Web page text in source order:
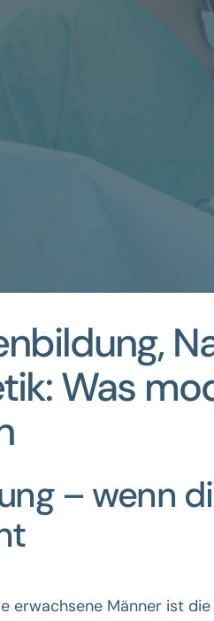
Was
– wenn
erwachsene Männer ist